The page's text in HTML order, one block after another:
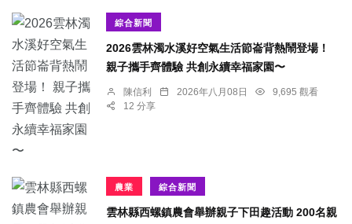
綜合新聞
2026雲林濁水溪好空氣生活節崙背熱鬧登場！
親子攜手齊體驗 共創永續幸福家園〜
陳信利 2026年八月08日
9,695 觀看
12 分享
農業 綜合新聞
雲林縣西螺鎮農會舉辦親子下田趣活動 200名親